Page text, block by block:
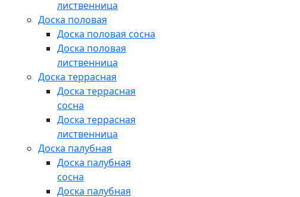
лиственница
Доска половая
Доска половая сосна
Доска половая
лиственница
Доска террасная
Доска террасная
сосна
Доска террасная
лиственница
Доска палубная
Доска палубная
сосна
Доска палубная